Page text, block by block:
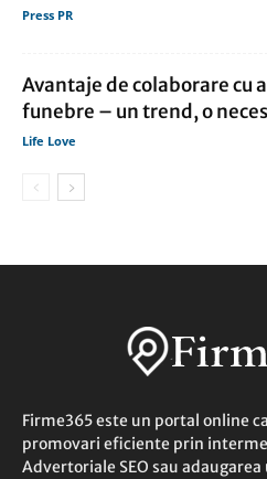
Press PR
Avantaje de colaborare cu
funebre – un trend, o
Life Love
Firme365 este un portal online
promovari eficiente prin
Advertoriale SEO sau